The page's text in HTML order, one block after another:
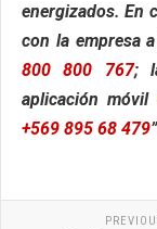
energizados. En
con la empresa
800 800 767;
aplicación móvil
+569 895 68 479